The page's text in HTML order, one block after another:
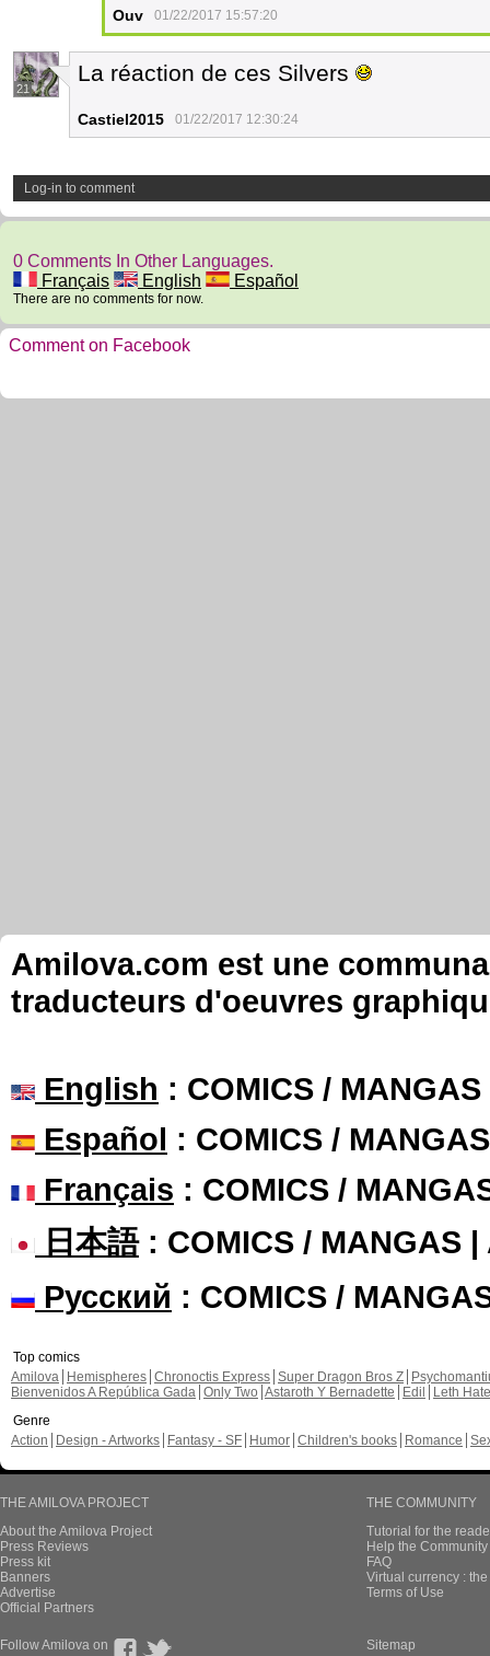
Ouv 01/22/2017 15:57:20
21
La réaction de ces Silvers
Castiel2015 01/22/2017 12:30:24
Log-in to comment
0 Comments In Other Languages.
Français
English Español
There are no comments for now.
Comment on Facebook
Amilova.com est une
traducteurs d'oeuvres
English : COMICS /
Español : COMICS /
Français : COMICS /
日本語: COMICS / MANGAS |
Русский : COMICS /
Top comics
Amilova
Hemispheres Chronoctis Express Super Dragon Bros Z
Bienvenidos A República Gada Only Two Astaroth Y Bernadette Edil
Leth Hate
Genre
Action
Design - Artworks Fantasy - SF Humor Children's books Romance
THE AMILOVA PROJECT
About the Amilova Project
Press Reviews
Press kit
Banners
Advertise
Official Partners
THE COMMUNITY
Tutorial for the
Help the
FAQ
Virtual currency :
Terms of Use
Follow Amilova on Sitemap